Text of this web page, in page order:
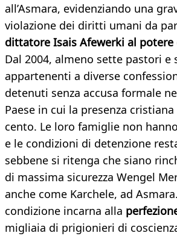
all’Asmara, evidenziando una
violazione dei diritti umani da
dittatore Isais Afewerki al potere
Dal 2004, almeno sette pastori e
appartenenti a diverse
detenuti senza accusa formale
Paese in cui la presenza
cento. Le loro famiglie non
e le condizioni di detenzione
sebbene si ritenga che siano
di massima sicurezza Wengel
anche come Karchele, ad
condizione incarna alla
migliaia di prigionieri di